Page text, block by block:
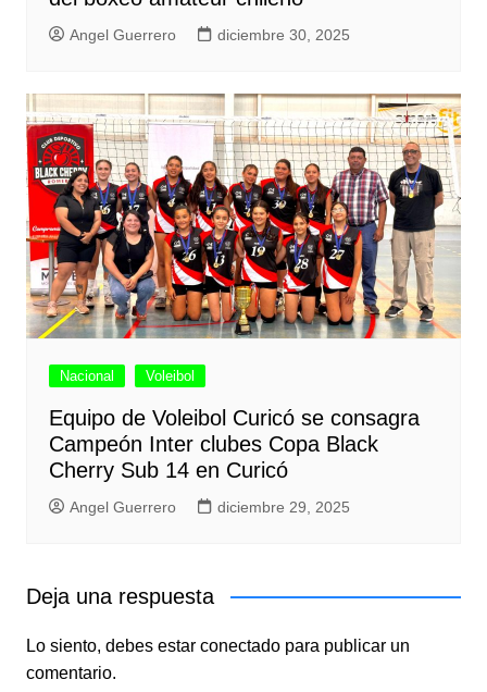
Angel Guerrero diciembre 30, 2025
Nacional Voleibol
Equipo de Voleibol Curicó se consagra
Campeón Inter clubes Copa Black
Cherry Sub 14 en Curicó
Angel Guerrero diciembre 29, 2025
Deja una respuesta
Lo siento, debes estar conectadopara publicar un
comentario.